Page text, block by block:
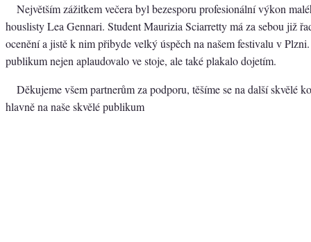
Největším zážitkem večera byl bezesporu profesionální výkon
houslisty Lea Gennari. Student Maurizia Sciarretty má za sebou již
ocenění a jistě k nim přibyde velký úspěch na našem festivalu v
publikum nejen aplaudovalo ve stoje, ale také plakalo dojetím.
Děkujeme všem partnerům za podporu, těšíme se na další skvělé
hlavně na naše skvělé publikum